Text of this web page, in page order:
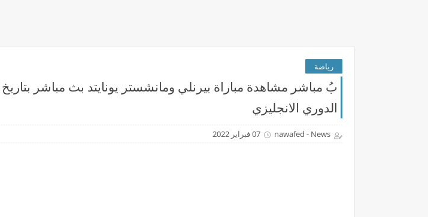
رياضة
الدوري الانجليزي
nawafed - News 07 فبراير 2022